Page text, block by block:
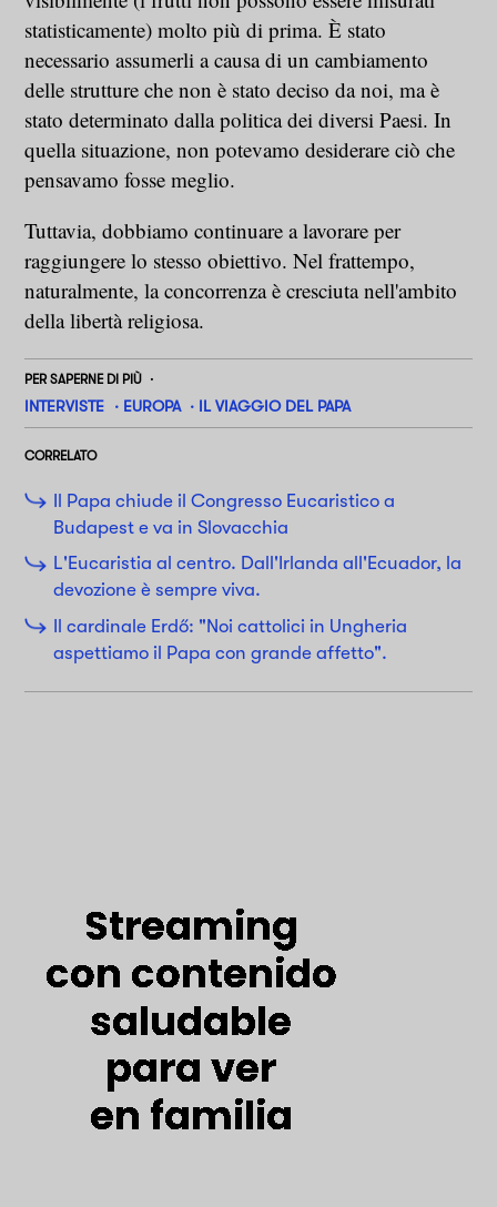
statisticamente) molto più di prima. È stato
necessario assumerli a causa di un cambiamento
delle strutture che non è stato deciso da noi, ma è
stato determinato dalla politica dei diversi Paesi. In
quella situazione, non potevamo desiderare ciò che
pensavamo fosse meglio.
Tuttavia, dobbiamo continuare a lavorare per
raggiungere lo stesso obiettivo. Nel frattempo,
naturalmente, la concorrenza è cresciuta nell'ambito
della libertà religiosa.
PER SAPERNE DI PIÙ
INTERVISTE EUROPA IL VIAGGIO DEL PAPA
CORRELATO
Il Papa chiude il Congresso Eucaristico a
Budapest e va in Slovacchia
L'Eucaristia al centro. Dall'Irlanda all'Ecuador, la
devozione è sempre viva.
Il cardinale Erdő: "Noi cattolici in Ungheria
aspettiamo il Papa con grande affetto".